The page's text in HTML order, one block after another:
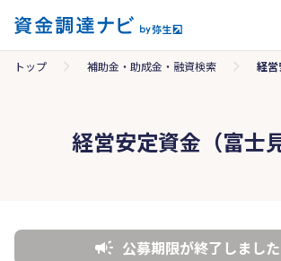
トップ 補助金・助成金・融資検索 経営
経営安定資金（富士
公募期限が終了しました